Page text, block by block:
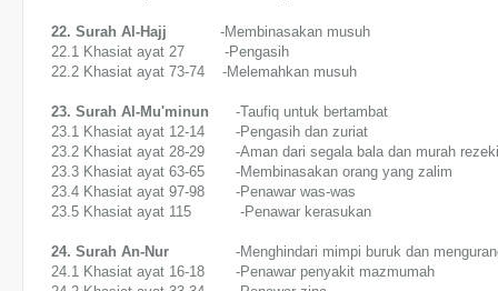
22. Surah Al-Hajj
-Membinasakan musuh
22.1 Khasiat ayat 27 -Pengasih
22.2 Khasiat ayat 73-74 -Melemahkan musuh
23. Surah Al-Mu'minun -Taufiq untuk bertambat
23.1 Khasiat ayat 12-14 -Pengasih dan zuriat
23.2 Khasiat ayat 28-29 -Aman dari segala bala dan murah rezeki
23.3 Khasiat ayat 63-65 -Membinasakan orang yang zalim
23.4 Khasiat ayat 97-98 -Penawar was-was
23.5 Khasiat ayat 115 -Penawar kerasukan
24. Surah An-Nur -Menghindari mimpi buruk dan
24.1 Khasiat ayat 16-18 -Penawar penyakit mazmumah